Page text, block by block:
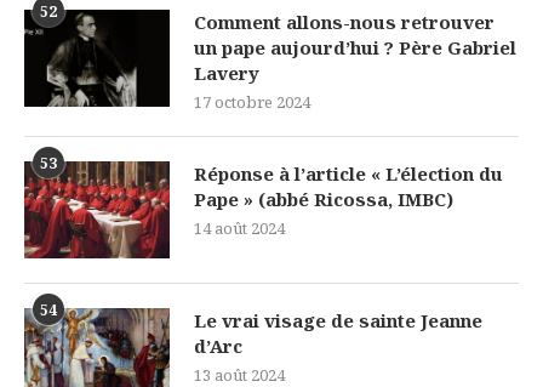
52
Comment allons-nous retrouver
un pape aujourd’hui ? Père Gabriel
Lavery
17 octobre 2024
53
Réponse à l’article « L’élection du
Pape » (abbé Ricossa, IMBC)
14 août 2024
54
Le vrai visage de sainte Jeanne
d’Arc
13 août 2024